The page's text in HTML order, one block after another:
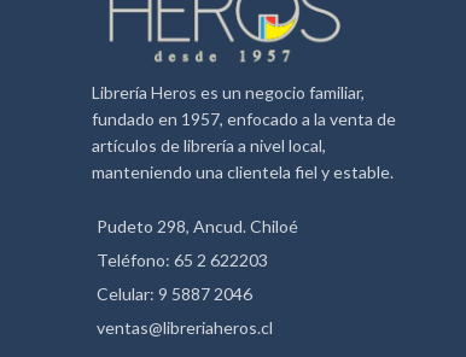
Librería Heros es un negocio familiar,
fundado en 1957, enfocado a la venta de
artículos de librería a nivel local,
manteniendo una clientela fiel y estable.
Pudeto 298, Ancud. Chiloé
Teléfono: 65 2 622203
Celular: 9 5887 2046
ventas@libreriaheros.cl